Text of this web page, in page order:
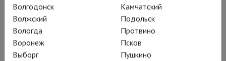
Филиппа Гуревича в Няганском
ТЮЗе. Здесь – о «Калечине-
Малечине»
Волгодонск
Волжский
Вологда
Воронеж
Выборг
Камчатский
Подольск
Протвино
Псков
Пушкино